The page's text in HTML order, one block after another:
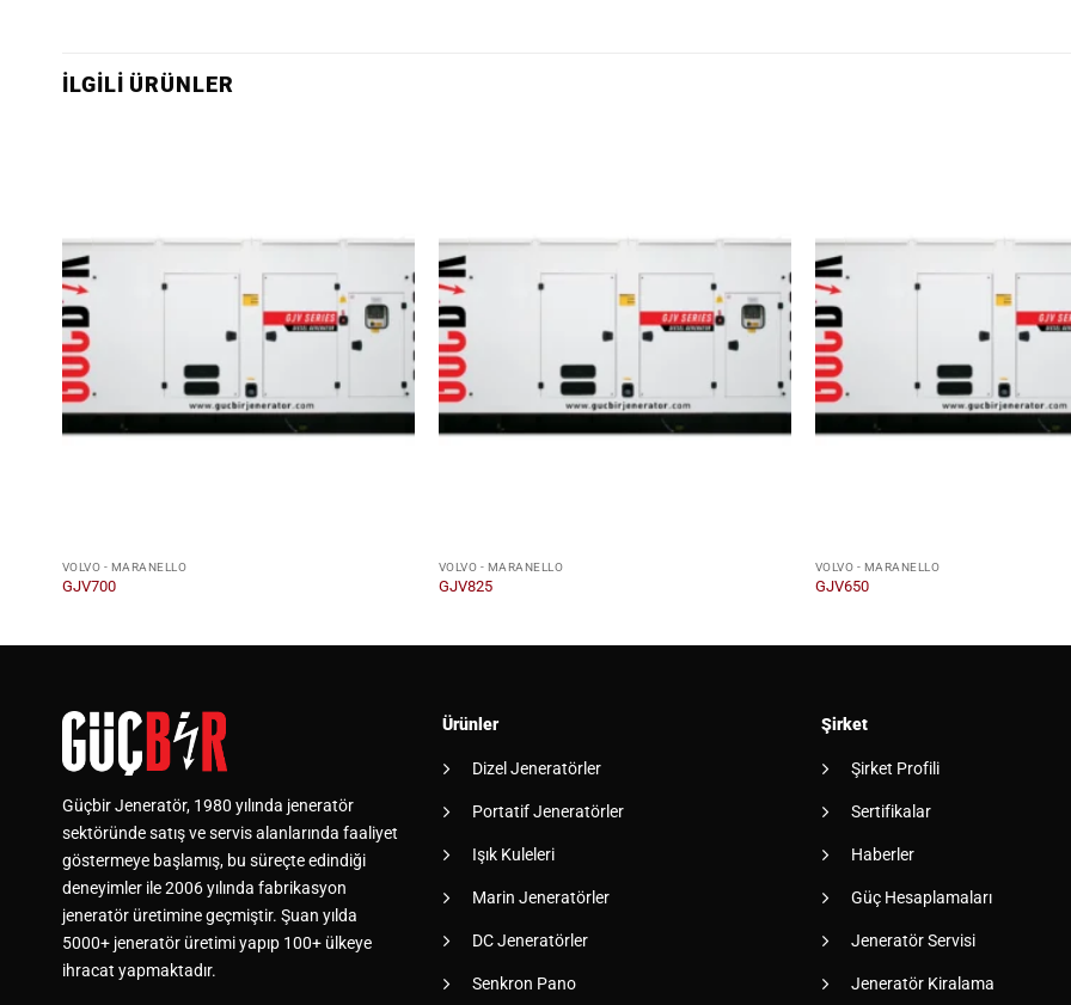
İLGILI ÜRÜNLER
VOLVO - MARANELLO
GJV700
VOLVO - MARANELLO
GJV825
VOLVO - MARANELLO
GJV650
Güçbir Jeneratör, 1980 yılında jeneratör
sektöründe satış ve servis alanlarında faaliyet
göstermeye başlamış, bu süreçte edindiği
deneyimler ile 2006 yılında fabrikasyon
jeneratör üretimine geçmiştir. Şuan yılda
5000+ jeneratör üretimi yapıp 100+ ülkeye
ihracat yapmaktadır.
Ürünler
Dizel Jeneratörler
Portatif Jeneratörler
Işık Kuleleri
Marin Jeneratörler
DC Jeneratörler
Senkron Pano
Şirket
Şirket Profili
Sertifikalar
Haberler
Güç Hesaplamaları
Jeneratör Servisi
Jeneratör Kiralama